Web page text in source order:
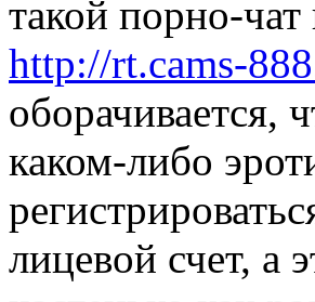
такой порно-
http://rt.cams-
оборачивается,
каком-либо
лицевой счет, а